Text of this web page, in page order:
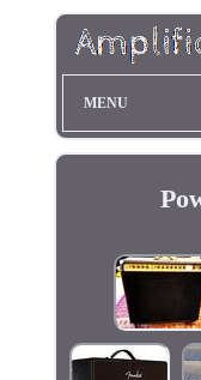
MENU